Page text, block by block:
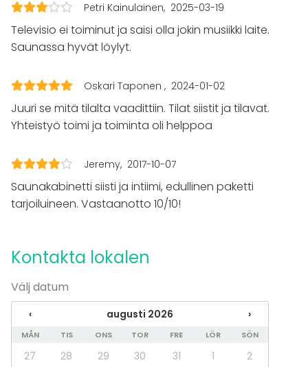
Mötesrum
Lounge
Hotell
Petri Kainulainen 2025-03-19
Televisio ei toiminut ja saisi olla jokin musiikki laite.
Saunassa hyvät löylyt.
Oskari Taponen 2024-01-02
Juuri se mitä tilalta vaadittiin. Tilat siistit ja tilavat.
Yhteistyö toimi ja toiminta oli helppoa
Jeremy 2017-10-07
Saunakabinetti siisti ja intiimi, edullinen paketti
tarjoiluineen. Vastaanotto 10/10!
Kontakta lokalen
Välj datum
‹ augusti 2026 ›
MÅN TIS ONS TOR FRE LÖR SÖN
27 28 29 30 31 1
2